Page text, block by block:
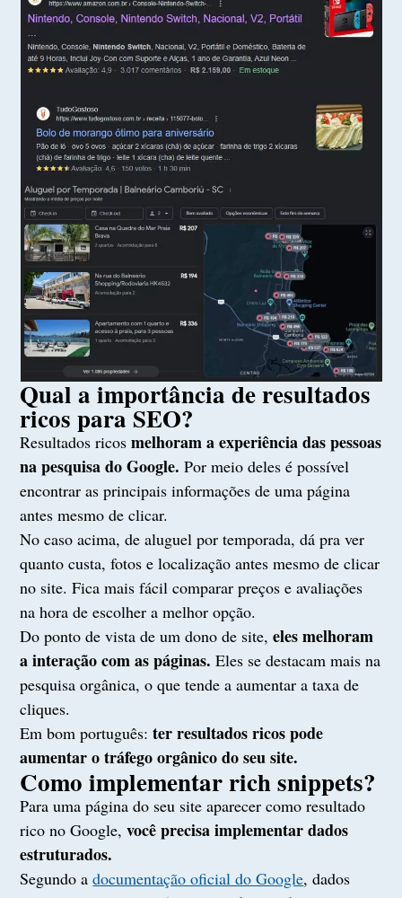
Qual a importância de resultados
ricos para SEO?
Resultados ricosmelhoram a experiência das pessoas
na pesquisa do Google.Por meio deles é possível
encontrar as principais informações de uma página
antes mesmo de clicar.
No caso acima, de aluguel por temporada, dá pra ver
quanto custa, fotos e localização antes mesmo de clicar
no site. Fica mais fácil comparar preços e avaliações
na hora de escolher a melhor opção.
Do ponto de vista de um dono de site,eles melhoram
a interação com as páginas.Eles se destacam mais na
pesquisa orgânica, o que tende a aumentar a taxa de
cliques.
Em bom português:ter resultados ricos pode
aumentar o tráfego orgânico do seu site.
Como implementar rich snippets?
Para uma página do seu site aparecer como resultado
rico no Google,você precisa implementar dados
estruturados.
Segundo adocumentação oficial do Google, dados